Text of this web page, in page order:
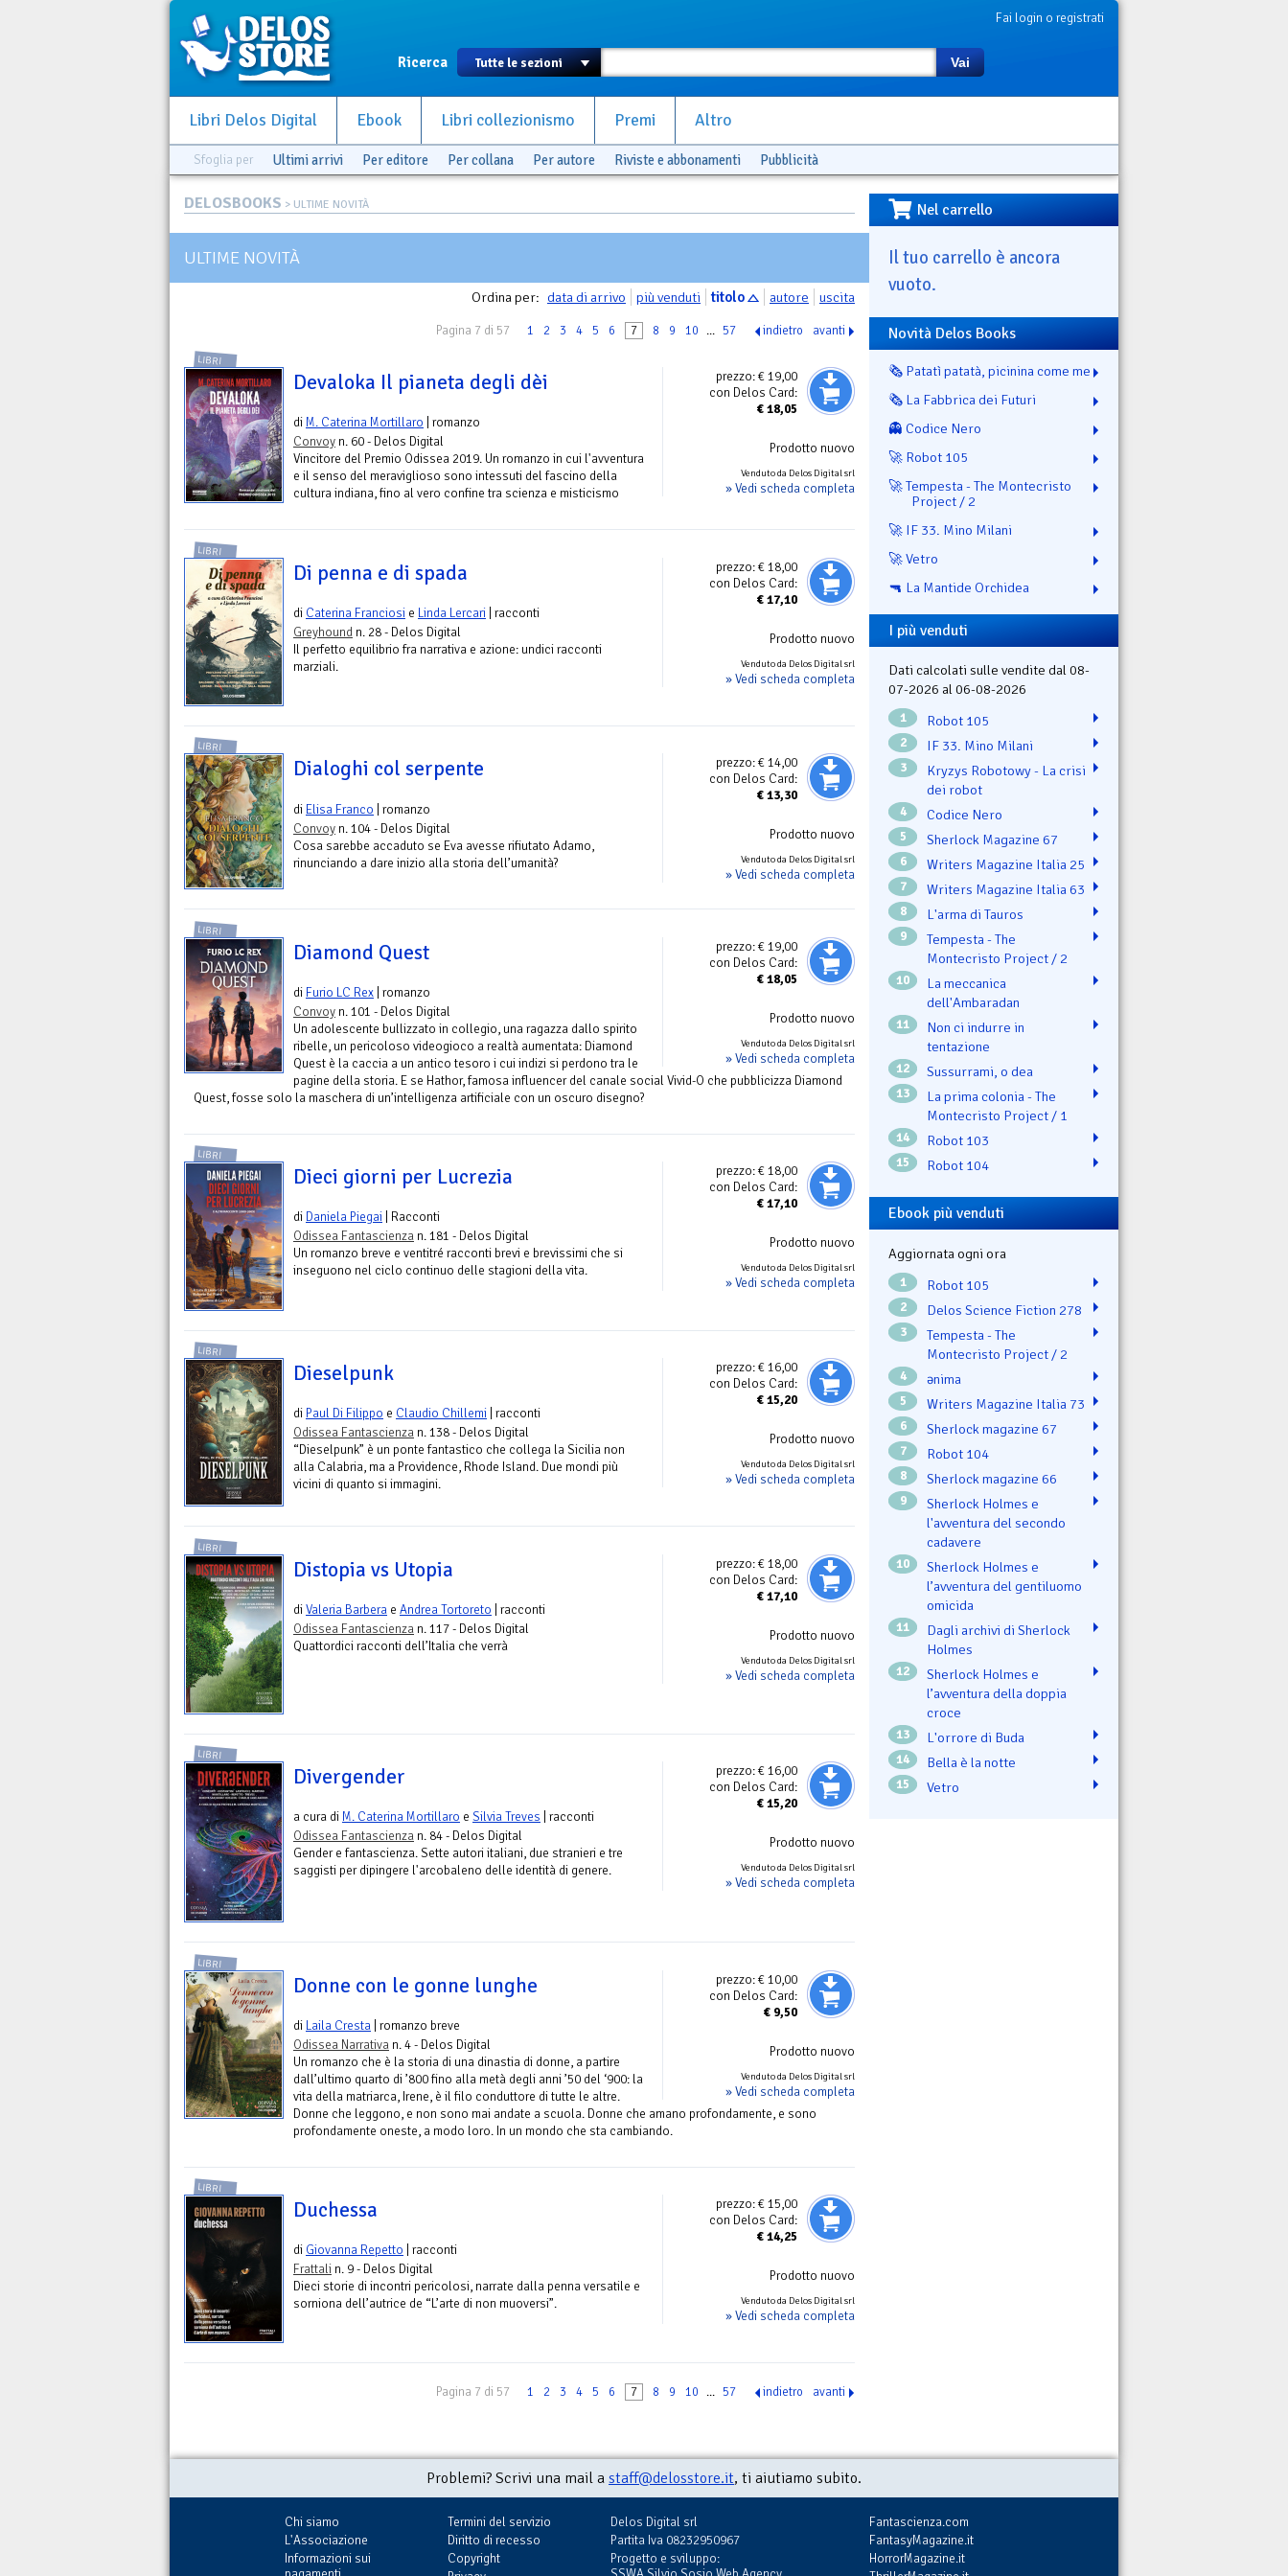
Fai login o registrati
Ricerca Vai
Libri Delos Digital Ebook Libri collezionismo Premi Altro
Sfoglia per Ultimi arrivi Per editore Per collana Per autore Riviste e abbonamenti Pubblicità
DELOSBOOKS > ULTIME NOVITÀ
ULTIME NOVITÀ
Ordina per: data di arrivo più venduti titolo autore uscita
Pagina 7 di 57 1 2 3 4 5 6 7 8 9 10 ... 57 indietro avanti
prezzo:€ 19,00
con Delos Card:
€18,05
Prodotto nuovo
Venduto da Delos Digital srl
» Vedi scheda completa
LIBRI
Devaloka Il pianeta degli dèi
di M. Caterina Mortillaro | romanzo
Convoy n. 60 - Delos Digital
Vincitore del Premio Odissea 2019. Un romanzo in cui l'avventura
e il senso del meraviglioso sono intessuti del fascino della
cultura indiana, fino al vero confine tra scienza e misticismo
prezzo:€ 18,00
con Delos Card:
€17,10
Prodotto nuovo
Venduto da Delos Digital srl
» Vedi scheda completa
LIBRI
Di penna e di spada
di Caterina Franciosi e Linda Lercari | racconti
Greyhound n. 28 - Delos Digital
Il perfetto equilibrio fra narrativa e azione: undici racconti
marziali.
prezzo:€ 14,00
con Delos Card:
€13,30
Prodotto nuovo
Venduto da Delos Digital srl
» Vedi scheda completa
LIBRI
Dialoghi col serpente
di Elisa Franco | romanzo
Convoy n. 104 - Delos Digital
Cosa sarebbe accaduto se Eva avesse rifiutato Adamo,
rinunciando a dare inizio alla storia dell’umanità?
prezzo:€ 19,00
con Delos Card:
€18,05
Prodotto nuovo
Venduto da Delos Digital srl
» Vedi scheda completa
LIBRI
Diamond Quest
di Furio LC Rex | romanzo
Convoy n. 101 - Delos Digital
Un adolescente bullizzato in collegio, una ragazza dallo spirito
ribelle, un pericoloso videogioco a realtà aumentata: Diamond
Quest è la caccia a un antico tesoro i cui indizi si perdono tra le
pagine della storia. E se Hathor, famosa influencer del canale social Vivid-O che pubblicizza Diamond
Quest, fosse solo la maschera di un’intelligenza artificiale con un oscuro disegno?
prezzo:€ 18,00
con Delos Card:
€17,10
Prodotto nuovo
Venduto da Delos Digital srl
» Vedi scheda completa
LIBRI
Dieci giorni per Lucrezia
di Daniela Piegai | Racconti
Odissea Fantascienza n. 181 - Delos Digital
Un romanzo breve e ventitré racconti brevi e brevissimi che si
inseguono nel ciclo continuo delle stagioni della vita.
prezzo:€ 16,00
con Delos Card:
€15,20
Prodotto nuovo
Venduto da Delos Digital srl
» Vedi scheda completa
LIBRI
Dieselpunk
di Paul Di Filippo e Claudio Chillemi | racconti
Odissea Fantascienza n. 138 - Delos Digital
“Dieselpunk” è un ponte fantastico che collega la Sicilia non
alla Calabria, ma a Providence, Rhode Island. Due mondi più
vicini di quanto si immagini.
prezzo:€ 18,00
con Delos Card:
€17,10
Prodotto nuovo
Venduto da Delos Digital srl
» Vedi scheda completa
LIBRI
Distopia vs Utopia
diValeria Barbera e Andrea Tortoreto | racconti
Odissea Fantascienza n. 117 - Delos Digital
Quattordici racconti dell’Italia che verrà
prezzo:€ 16,00
con Delos Card:
€15,20
Prodotto nuovo
Venduto da Delos Digital srl
» Vedi scheda completa
LIBRI
Divergender
a cura di M. Caterina Mortillaro e Silvia Treves | racconti
Odissea Fantascienza n. 84 - Delos Digital
Gender e fantascienza. Sette autori italiani, due stranieri e tre
saggisti per dipingere l'arcobaleno delle identità di genere.
prezzo:€ 10,00
con Delos Card:
€ 9,50
Prodotto nuovo
Venduto da Delos Digital srl
» Vedi scheda completa
LIBRI
Donne con le gonne lunghe
di Laila Cresta | romanzo breve
Odissea Narrativa n. 4 - Delos Digital
Un romanzo che è la storia di una dinastia di donne, a partire
dall’ultimo quarto di ’800 fino alla metà degli anni ’50 del ‘900: la
vita della matriarca, Irene, è il filo conduttore di tutte le altre.
Donne che leggono, e non sono mai andate a scuola. Donne che amano profondamente, e sono
profondamente oneste, a modo loro. In un mondo che sta cambiando.
prezzo:€ 15,00
con Delos Card:
€14,25
Prodotto nuovo
Venduto da Delos Digital srl
» Vedi scheda completa
LIBRI
Duchessa
di Giovanna Repetto | racconti
Frattali n. 9 - Delos Digital
Dieci storie di incontri pericolosi, narrate dalla penna versatile e
sorniona dell’autrice de “L’arte di non muoversi”.
Pagina 7 di 57 1 2 3 4 5 6 7 8 9 10 ... 57 indietro avanti
Nel carrello
Il tuo carrello è ancora
vuoto.
Novità Delos Books
🗞️ Patatì patatà, picinina come me
🗞️ La Fabbrica dei Futuri
👻 Codice Nero
🚀 Robot 105
🚀 Tempesta - The Montecristo
Project / 2
🚀 IF 33. Mino Milani
🚀 Vetro
🔫 La Mantide Orchidea
I più venduti
Dati calcolati sulle vendite dal 08-
07-2026 al 06-08-2026
1 Robot 105
2 IF 33. Mino Milani
3
Kryzys Robotowy - La crisi
dei robot
4 Codice Nero
5 Sherlock Magazine 67
6 Writers Magazine Italia 25
7 Writers Magazine Italia 63
8 L'arma di Tauros
9
Tempesta - The
Montecristo Project / 2
10
La meccanica
dell'Ambaradan
11
Non ci indurre in
tentazione
12 Sussurrami, o dea
13
La prima colonia - The
Montecristo Project / 1
14 Robot 103
15 Robot 104
Ebook più venduti
Aggiornata ogni ora
1 Robot 105
2 Delos Science Fiction 278
3
Tempesta - The
Montecristo Project / 2
4 ənima
5 Writers Magazine Italia 73
6 Sherlock magazine 67
7 Robot 104
8 Sherlock magazine 66
9
Sherlock Holmes e
l'avventura del secondo
cadavere
10
Sherlock Holmes e
l’avventura del gentiluomo
omicida
11
Dagli archivi di Sherlock
Holmes
12
Sherlock Holmes e
l’avventura della doppia
croce
13 L'orrore di Buda
14 Bella è la notte
15 Vetro
Problemi? Scrivi una mail a staff@delosstore.it, ti aiutiamo subito.
Chi siamo
L'Associazione
Informazioni sui
Termini del servizio
Diritto di recesso
Copyright
Delos Digital srl
Partita Iva 08232950967
Progetto e sviluppo:
Fantascienza.com
FantasyMagazine.it
HorrorMagazine.it